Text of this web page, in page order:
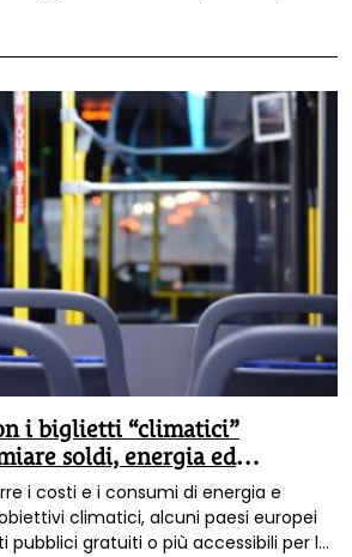
in questa direzione.
i biglietti “climatici”
soldi, energia ed
i costi e i consumi di energia e
climatici, alcuni paesi europei
pubblici gratuiti o più accessibili per le